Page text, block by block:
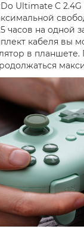
Ultimate C 2.4G
часов на одной
кабеля вы
в